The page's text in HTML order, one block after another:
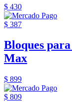
$ 430
$ 387
Bloques
Max
$ 899
$ 809